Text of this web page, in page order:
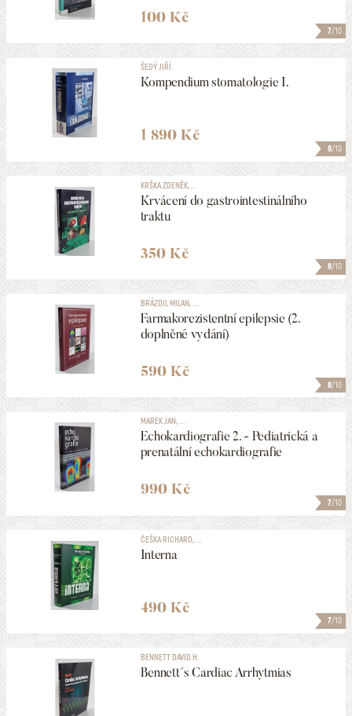
7/10
100 Kč
8/10
ŠEDÝ JIŘÍ
Kompendium stomatologie I.
1 890 Kč
8/10
KRŠKA ZDENĚK, ...
Krvácení do gastrointestinálního
traktu
350 Kč
8/10
BRÁZDIL MILAN, ...
Farmakorezistentní epilepsie (2.
doplněné vydání)
590 Kč
7/10
MAREK JAN, ...
Echokardiografie 2. - Pediatrická a
prenatální echokardiografie
990 Kč
7/10
ČEŠKA RICHARD, ...
Interna
490 Kč
BENNETT DAVID H.
Bennett´s Cardiac Arrhytmias